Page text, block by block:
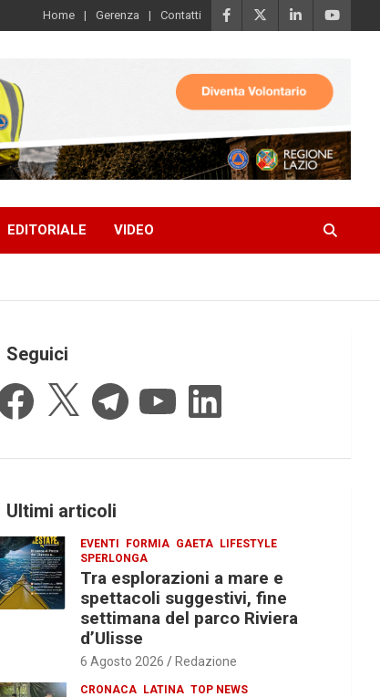
Home Gerenza Contatti
EDITORIALE VIDEO
Seguici
Facebook
X TelegramYouTube LinkedIn
Ultimi articoli
EVENTI FORMIA GAETA LIFESTYLE
SPERLONGA
Tra esplorazioni a mare e
spettacoli suggestivi, fine
settimana del parco Riviera
d’Ulisse
6 Agosto 2026 Redazione
CRONACA LATINA TOP NEWS